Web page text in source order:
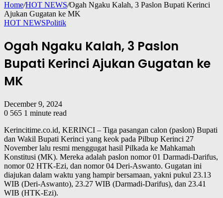
Home/HOT NEWS/Ogah Ngaku Kalah, 3 Paslon Bupati Kerinci
Ajukan Gugatan ke MK
HOT NEWSPolitik
Ogah Ngaku Kalah, 3 Paslon
Bupati Kerinci Ajukan Gugatan ke
MK
December 9, 2024
0 565 1 minute read
Kerincitime.co.id, KERINCI – Tiga pasangan calon (paslon) Bupati
dan Wakil Bupati Kerinci yang keok pada Pilbup Kerinci 27
November lalu resmi menggugat hasil Pilkada ke Mahkamah
Konstitusi (MK). Mereka adalah paslon nomor 01 Darmadi-Darifus,
nomor 02 HTK-Ezi, dan nomor 04 Deri-Aswanto. Gugatan ini
diajukan dalam waktu yang hampir bersamaan, yakni pukul 23.13
WIB (Deri-Aswanto), 23.27 WIB (Darmadi-Darifus), dan 23.41
WIB (HTK-Ezi).